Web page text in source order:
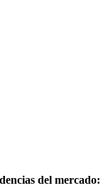
del mercado: